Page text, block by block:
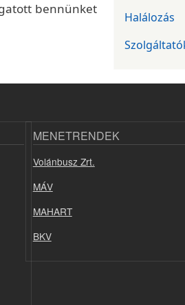
bennünket
Halálozás
MENETRENDEK
Volánbusz Zrt.
MÁV
MAHART
BKV